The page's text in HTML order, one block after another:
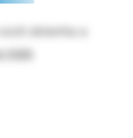
obtenha a
mais